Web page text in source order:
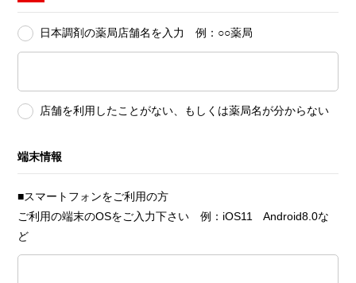
日本調剤の薬局店舗名を入力 例：○○薬局
店舗を利用したことがない、もしくは薬局名が分からない
端末情報
■スマートフォンをご利用の方
ご利用の端末のOSをご入力下さい 例：iOS11 Android8.0な
ど